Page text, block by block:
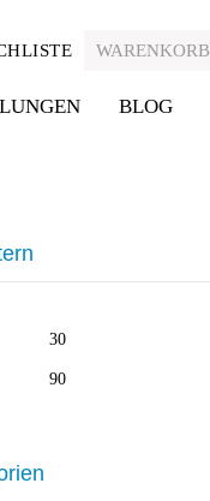
WARENKORB
BLOG
Min.
Preis